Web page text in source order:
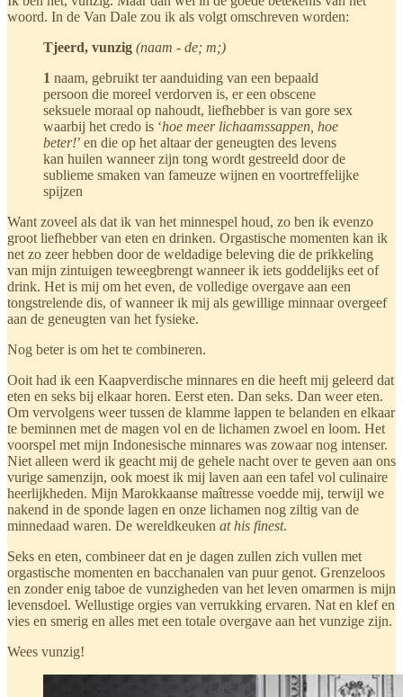
woord. In de Van Dale zou ik als volgt omschreven worden:
Tjeerd, vunzig (naam - de; m;)
1 naam, gebruikt ter aanduiding van een bepaald
persoon die moreel verdorven is, er een obscene
seksuele moraal op nahoudt, liefhebber is van gore sex
waarbij het credo is ‘hoe meer lichaamssappen, hoe
beter!’ en die op het altaar der geneugten des levens
kan huilen wanneer zijn tong wordt gestreeld door de
sublieme smaken van fameuze wijnen en voortreffelijke
spijzen
Want zoveel als dat ik van het minnespel houd, zo ben ik evenzo
groot liefhebber van eten en drinken. Orgastische momenten kan ik
net zo zeer hebben door de weldadige beleving die de prikkeling
van mijn zintuigen teweegbrengt wanneer ik iets goddelijks eet of
drink. Het is mij om het even, de volledige overgave aan een
tongstrelende dis, of wanneer ik mij als gewillige minnaar overgeef
aan de geneugten van het fysieke.
Nog beter is om het te combineren.
Ooit had ik een Kaapverdische minnares en die heeft mij geleerd dat
eten en seks bij elkaar horen. Eerst eten. Dan seks. Dan weer eten.
Om vervolgens weer tussen de klamme lappen te belanden en elkaar
te beminnen met de magen vol en de lichamen zwoel en loom. Het
voorspel met mijn Indonesische minnares was zowaar nog intenser.
Niet alleen werd ik geacht mij de gehele nacht over te geven aan ons
vurige samenzijn, ook moest ik mij laven aan een tafel vol culinaire
heerlijkheden. Mijn Marokkaanse maîtresse voedde mij, terwijl we
nakend in de sponde lagen en onze lichamen nog ziltig van de
minnedaad waren. De wereldkeuken at his finest.
Seks en eten, combineer dat en je dagen zullen zich vullen met
orgastische momenten en bacchanalen van puur genot. Grenzeloos
en zonder enig taboe de vunzigheden van het leven omarmen is mijn
levensdoel. Wellustige orgies van verrukking ervaren. Nat en klef en
vies en smerig en alles met een totale overgave aan het vunzige zijn.
Wees vunzig!